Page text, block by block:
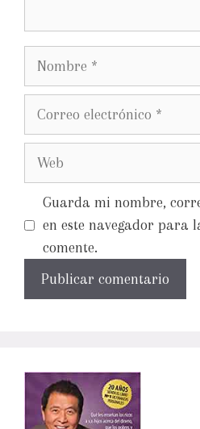
Guarda mi nombre,
en este navegador para
comente.